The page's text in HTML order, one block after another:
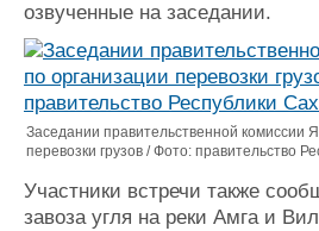
Конференции
Выставки и семинары
Личности
Словарь
озвученные на заседании.
Заседании правительственной комиссии
перевозки грузов / Фото: правительство
Участники встречи также
завоза угля на реки Амга и